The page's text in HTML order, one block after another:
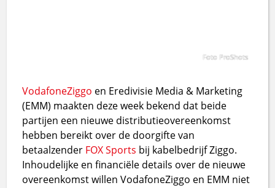
Foto ProShots
VodafoneZiggo en Eredivisie Media & Marketing
(EMM) maakten deze week bekend dat beide
partijen een nieuwe distributieovereenkomst
hebben bereikt over de doorgifte van
betaalzender FOX Sports bij kabelbedrijf Ziggo.
Inhoudelijke en financiële details over de nieuwe
overeenkomst willen VodafoneZiggo en EMM niet